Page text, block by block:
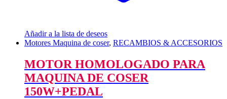
Añadir a la lista de deseos
Motores Maquina de coser, RECAMBIOS & ACCESORIOS
MOTOR HOMOLOGADO PARA
MAQUINA DE COSER
150W+PEDAL